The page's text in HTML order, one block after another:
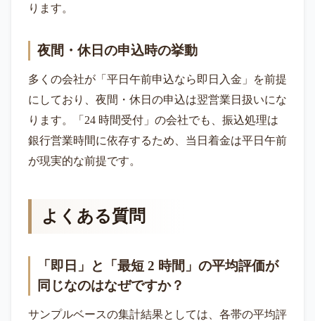
ります。
夜間・休日の申込時の挙動
多くの会社が「平日午前申込なら即日入金」を前提
にしており、夜間・休日の申込は翌営業日扱いにな
ります。「24 時間受付」の会社でも、振込処理は
銀行営業時間に依存するため、当日着金は平日午前
が現実的な前提です。
よくある質問
「即日」と「最短 2 時間」の平均評価が
同じなのはなぜですか？
サンプルベースの集計結果としては、各帯の平均評